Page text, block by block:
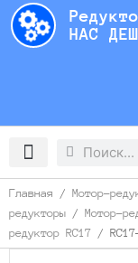
Перейти
содержимому
НАС
Search
Search
Главная / Мотор-
редукторы / Мотор-
редуктор RC17 /